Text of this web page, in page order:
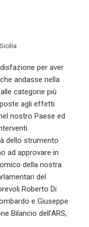
Sicilia
per aver
andasse nella
categorie più
agli effetti
nostro Paese ed
dello strumento
ad approvare in
della nostra
del
Roberto Di
e Giuseppe
Bilancio dell’ARS,